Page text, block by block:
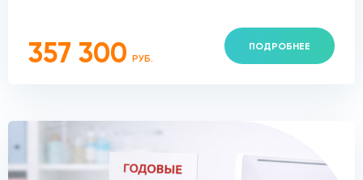
357 300 РУБ.
ПОДРОБНЕЕ